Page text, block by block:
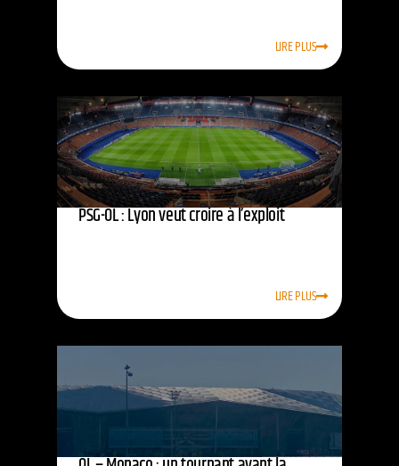
LIRE PLUS
PSG-OL : Lyon veut croire à l’exploit
LIRE PLUS